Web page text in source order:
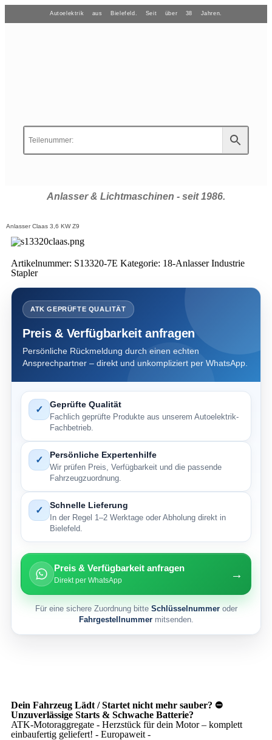
Autoelektrik aus Bielefeld. Seit über 38 Jahren.
Anlasser & Lichtmaschinen - seit 1986.
Anlasser Claas 3,6 KW Z9
Artikelnummer: S13320-7E Kategorie: 18-Anlasser Industrie
Stapler
ATK GEPRÜFTE QUALITÄT
Preis & Verfügbarkeit anfragen
Persönliche Rückmeldung durch einen echten
Ansprechpartner – direkt und unkompliziert per WhatsApp.
✓ Geprüfte Qualität
Fachlich geprüfte Produkte aus unserem Autoelektrik-
Fachbetrieb.
✓ Persönliche Expertenhilfe
Wir prüfen Preis, Verfügbarkeit und die passende
Fahrzeugzuordnung.
✓ Schnelle Lieferung
In der Regel 1–2 Werktage oder Abholung direkt in
Bielefeld.
Preis & Verfügbarkeit anfragen
Direkt per WhatsApp →
Für eine sichere Zuordnung bitte Schlüsselnummeroder
Fahrgestellnummermitsenden.
Dein Fahrzeug Lädt / Startet nicht mehr sauber? ⛔
Unzuverlässige Starts & Schwache Batterie?
ATK-Motoraggregate - Herzstück für dein Motor – komplett
einbaufertig geliefert! - Europaweit -